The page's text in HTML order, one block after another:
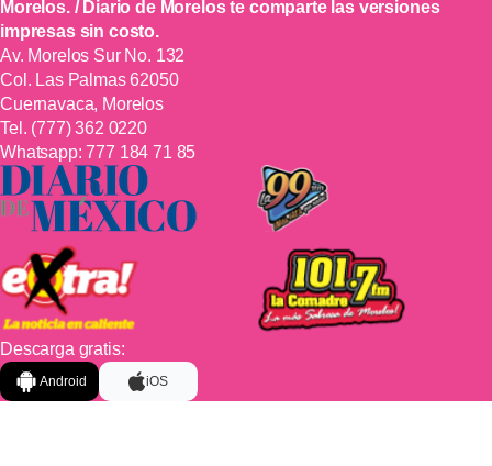
Morelos. / Diario de Morelos te comparte las versiones
impresas sin costo.
Av. Morelos Sur No. 132
Col. Las Palmas 62050
Cuernavaca, Morelos
Tel. (777) 362 0220
Whatsapp:777 184 71 85
Descarga gratis:
Android iOS